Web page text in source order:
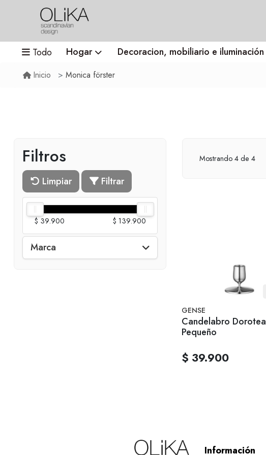
Todo Hogar Decoracion, mobiliario e iluminación
Inicio Monica förster
Filtros
Limpiar Filtrar
$ 39.900 $ 139.900
Marca
Mostrando 4 de 4
GENSE
Candelabro Dorotea
Pequeño
$ 39.900
Información